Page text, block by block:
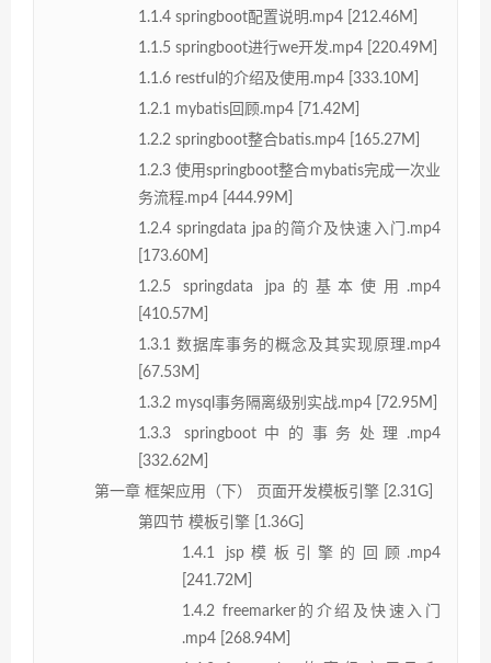
1.1.4 springboot配置说明.mp4 [212.46M]
1.1.5 springboot进行we开发.mp4 [220.49M]
1.1.6 restful的介绍及使用.mp4 [333.10M]
1.2.1 mybatis回顾.mp4 [71.42M]
1.2.2 springboot整合batis.mp4 [165.27M]
1.2.3 使用springboot整合mybatis完成一次业
务流程.mp4 [444.99M]
1.2.4 springdata jpa的简介及快速入门.mp4
[173.60M]
1.2.5 springdata jpa的基本使用.mp4
[410.57M]
1.3.1 数据库事务的概念及其实现原理.mp4
[67.53M]
1.3.2 mysql事务隔离级别实战.mp4 [72.95M]
1.3.3 springboot中的事务处理.mp4
[332.62M]
第一章 框架应用（下） 页面开发模板引擎 [2.31G]
第四节 模板引擎 [1.36G]
1.4.1 jsp模板引擎的回顾.mp4
[241.72M]
1.4.2 freemarker的介绍及快速入门
.mp4 [268.94M]